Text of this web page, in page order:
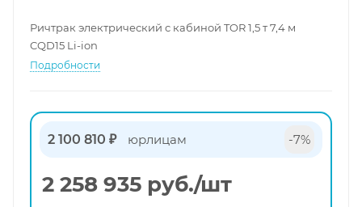
Ричтрак электрический с кабиной TOR 1,5 т 7,4 м
CQD15 Li-ion
Подробности
2 100 810 ₽ юрлицам -7%
2 258 935 руб./шт